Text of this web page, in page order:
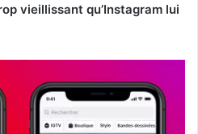
vieillissant qu’Instagram lui